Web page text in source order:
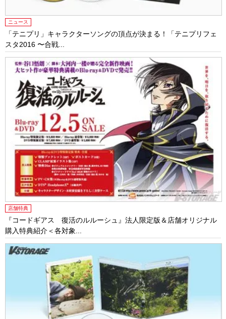
ニュース
「テニプリ」キャラクターソングの頂点が決まる！「テニプリフェ
スタ2016 〜合戦...
店舗特典
『コードギアス 復活のルルーシュ』法人限定版＆店舗オリジナル
購入特典紹介＜各対象...